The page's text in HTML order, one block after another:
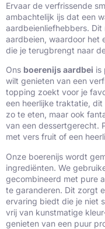
Ervaar de verfrissende
ambachtelijk ijs dat een
aardbeienliefhebbers.
aardbeien, waardoor het
die je terugbrengt naar
Ons boerenijs aardbei is
wilt genieten van een
topping zoekt voor je
een heerlijke traktatie, dit
zo te eten, maar ook
van een dessertgerecht.
met vers fruit of een
Onze boerenijs wordt
ingrediënten. We
gecombineerd met pure
te garanderen. Dit zorgt
ervaring biedt die je niet
vrij van kunstmatige
genieten van een puur